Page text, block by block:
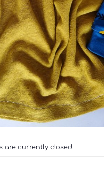
are currently closed.